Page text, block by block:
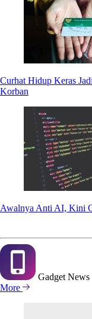
Curhat Hidup Keras
Korban
Awalnya Anti AI, Kini
Gadget News
More